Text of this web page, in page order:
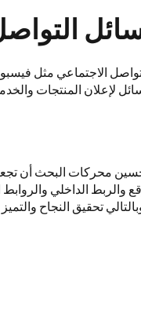
الاجتماعي مثل
لإعلان المنتجات
محركات البحث أن
الداخلي والروابط
تحقيق النجاح